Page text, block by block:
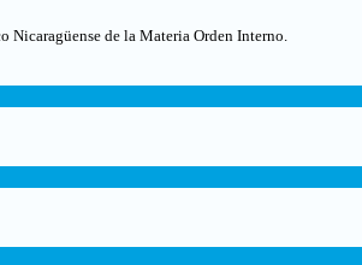
Nicaragüense de la Materia Orden Interno.